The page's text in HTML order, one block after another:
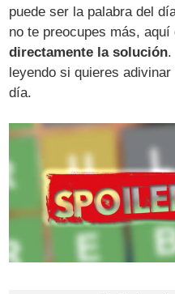
puede ser la palabra del
no te preocupes más,
directamente la solución
leyendo si quieres
día.